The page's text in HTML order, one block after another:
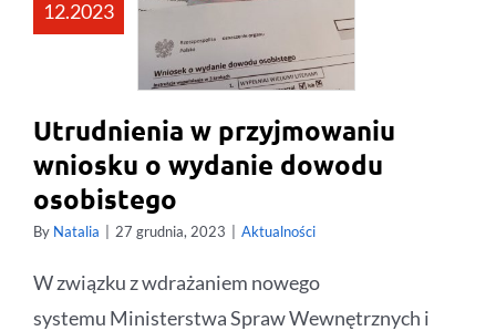
12.2023
Utrudnienia w przyjmowaniu
wniosku o wydanie dowodu
osobistego
By Natalia 27 grudnia, 2023 Aktualności
W związku z wdrażaniem nowego
systemu Ministerstwa Spraw Wewnętrznych i